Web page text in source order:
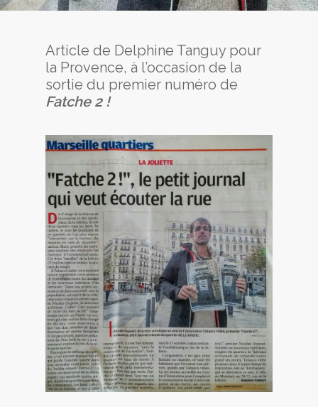
Article de Delphine Tanguy pour
la Provence, à l’occasion de la
sortie du premier numéro de
Fatche 2 !